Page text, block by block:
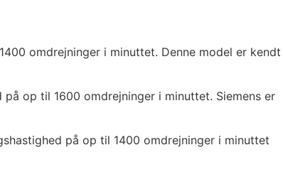
omdrejninger i minuttet. Denne model er kendt
op til 1600 omdrejninger i minuttet. Siemens er
på op til 1400 omdrejninger i minuttet